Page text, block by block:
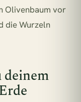
Olivenbaum vor
die Wurzeln